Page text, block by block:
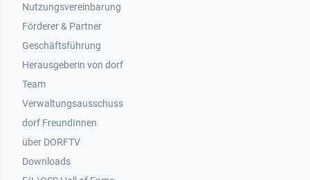
Nutzungsvereinbarung
Footer 2
Förderer & Partner
Geschäftsführung
Herausgeberin von dorf
Team
Verwaltungsausschuss
dorf FreundInnen
Footer 3
über DORFTV
Downloads